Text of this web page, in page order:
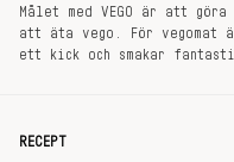
Målet med VEGO är att
att äta vego. För
ett kick och smakar
RECEPT